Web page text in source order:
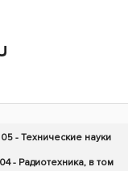
05 - Технические науки
- Радиотехника, в том